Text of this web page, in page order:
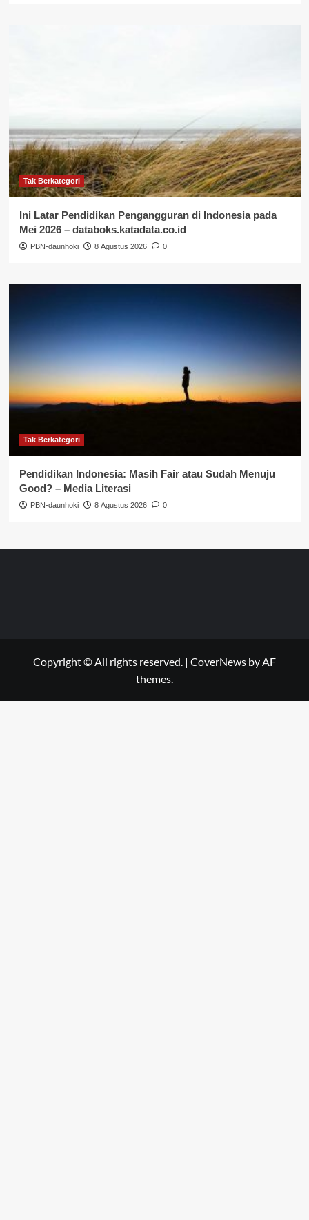
Tak Berkategori
Ini Latar Pendidikan Pengangguran di Indonesia pada
Mei 2026 – databoks.katadata.co.id
PBN-daunhoki 8 Agustus 2026 0
Tak Berkategori
Pendidikan Indonesia: Masih Fair atau Sudah Menuju
Good? – Media Literasi
PBN-daunhoki 8 Agustus 2026 0
Copyright © All rights reserved. | CoverNews by AF
themes.